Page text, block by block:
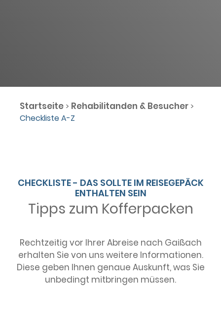
Startseite> Rehabilitanden & Besucher>
Checkliste A-Z
CHECKLISTE - DAS SOLLTE IM REISEGEPÄCK
ENTHALTEN SEIN
Tipps zum Kofferpacken
Rechtzeitig vor Ihrer Abreise nach Gaißach
erhalten Sie von uns weitere Informationen.
Diese geben Ihnen genaue Auskunft, was Sie
unbedingt mitbringen müssen.